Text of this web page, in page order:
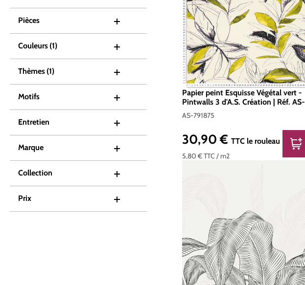
Pièces
Couleurs (1)
Thèmes (1)
Motifs
Entretien
Marque
Collection
Prix
Papier peint Esquisse Végétal vert -
Pintwalls 3 d'A.S. Création | Réf. AS-
791875
AS-791875
5,80 €TTC / m2
Prix régulier :
30,90 € TTC le rouleau